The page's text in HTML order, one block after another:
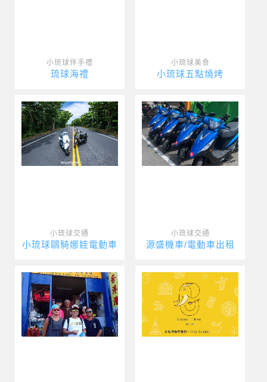
小琉球伴手禮
琉球海禮
小琉球美食
小琉球五點燒烤
小琉球交通
小琉球鷗騎娜娃電動車
小琉球交通
源盛機車/電動車出租